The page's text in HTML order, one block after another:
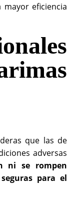
eficiencia
que las de
adversas
ni se rompen
para el